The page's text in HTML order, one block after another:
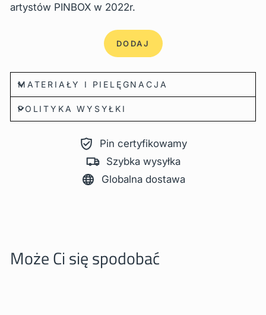
artystów PINBOX w 2022r.
DODAJ
MATERIAŁY I PIELĘGNACJA
POLITYKA WYSYŁKI
Pin certyfikowamy
Szybka wysyłka
Globalna dostawa
Może Ci się spodobać